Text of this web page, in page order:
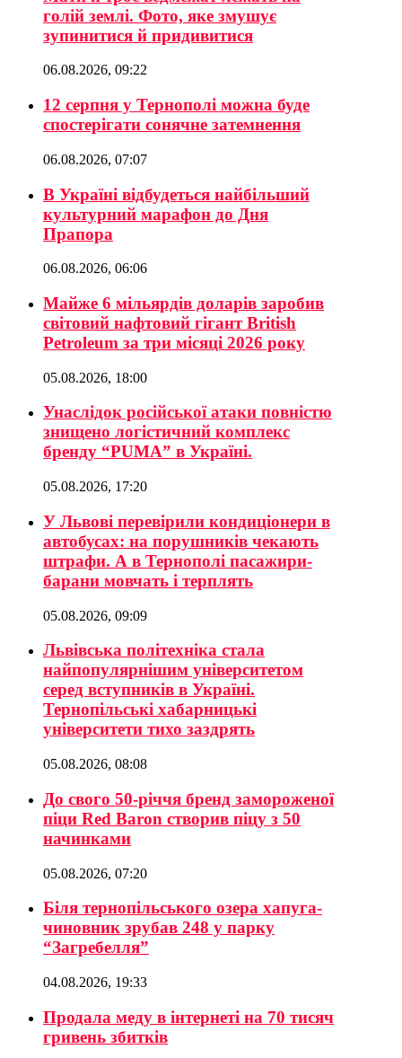
голій землі. Фото, яке змушує
зупинитися й придивитися
06.08.2026, 09:22
12 серпня у Тернополі можна буде
спостерігати сонячне затемнення
06.08.2026, 07:07
В Україні відбудеться найбільший
культурний марафон до Дня
Прапора
06.08.2026, 06:06
Майже 6 мільярдів доларів заробив
світовий нафтовий гігант British
Petroleum за три місяці 2026 року
05.08.2026, 18:00
Унаслідок російської атаки повністю
знищено логістичний комплекс
бренду “PUMA” в Україні.
05.08.2026, 17:20
У Львові перевірили кондиціонери в
автобусах: на порушників чекають
штрафи. А в Тернополі пасажири-
барани мовчать і терплять
05.08.2026, 09:09
Львівська політехніка стала
найпопулярнішим університетом
серед вступників в Україні.
Тернопільські хабарницькі
університети тихо заздрять
05.08.2026, 08:08
До свого 50-річчя бренд замороженої
піци Red Baron створив піцу з 50
начинками
05.08.2026, 07:20
Біля тернопільського озера хапуга-
чиновник зрубав 248 у парку
“Загребелля”
04.08.2026, 19:33
Продала меду в інтернеті на 70 тисяч
гривень збитків